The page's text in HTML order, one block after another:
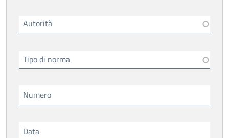
Autorità
Tipo di norma
Numero
Data